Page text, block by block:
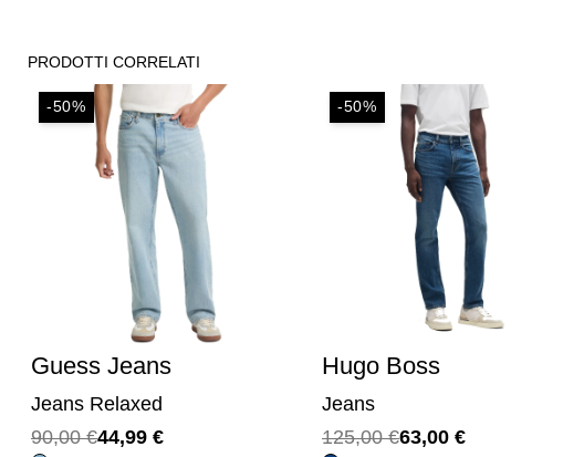
PRODOTTI CORRELATI
-50%
Hugo Boss
Jeans
125,00€
Il 63,00
Il
-70%
Tommy
Jeans
115,00€
Il 34,99
Il